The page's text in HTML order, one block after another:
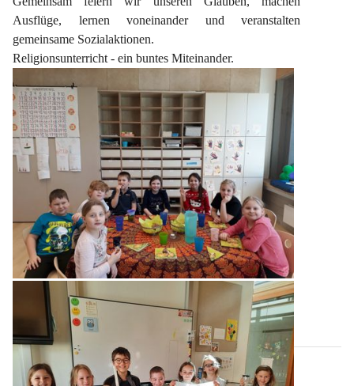
Ausflüge, lernen voneinander und veranstalten
gemeinsame Sozialaktionen.
Religionsunterricht - ein buntes Miteinander.